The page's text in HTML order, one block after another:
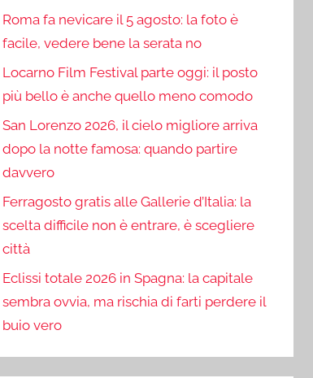
Roma fa nevicare il 5 agosto: la foto è
facile, vedere bene la serata no
Locarno Film Festival parte oggi: il posto
più bello è anche quello meno comodo
San Lorenzo 2026, il cielo migliore arriva
dopo la notte famosa: quando partire
davvero
Ferragosto gratis alle Gallerie d’Italia: la
scelta difficile non è entrare, è scegliere
città
Eclissi totale 2026 in Spagna: la capitale
sembra ovvia, ma rischia di farti perdere il
buio vero